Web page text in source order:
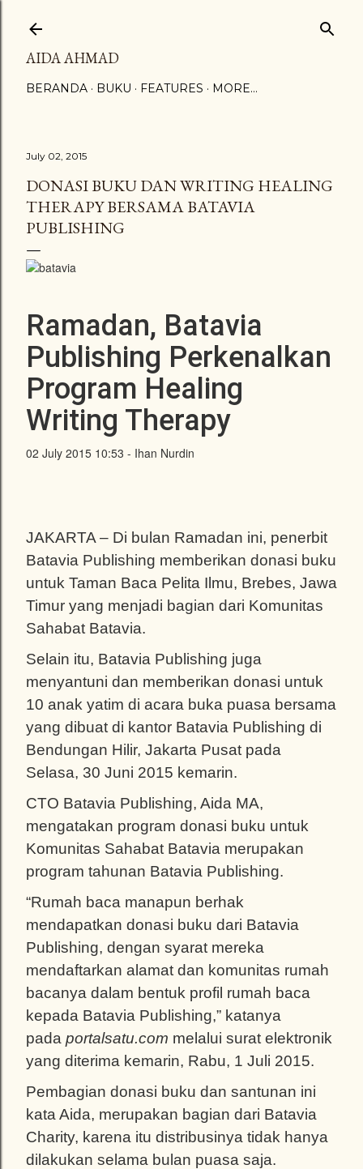
AIDA AHMAD
BERANDA BUKU FEATURES MORE…
July 02, 2015
DONASI BUKU DAN WRITING HEALING
THERAPY BERSAMA BATAVIA
PUBLISHING
Ramadan, Batavia
Publishing Perkenalkan
Program Healing
Writing Therapy
02 July 2015 10:53 - Ihan Nurdin
JAKARTA – Di bulan Ramadan ini, penerbit
Batavia Publishing memberikan donasi buku
untuk Taman Baca Pelita Ilmu, Brebes, Jawa
Timur yang menjadi bagian dari Komunitas
Sahabat Batavia.
Selain itu, Batavia Publishing juga
menyantuni dan memberikan donasi untuk
10 anak yatim di acara buka puasa bersama
yang dibuat di kantor Batavia Publishing di
Bendungan Hilir, Jakarta Pusat pada
Selasa, 30 Juni 2015 kemarin.
CTO Batavia Publishing, Aida MA,
mengatakan program donasi buku untuk
Komunitas Sahabat Batavia merupakan
program tahunan Batavia Publishing.
“Rumah baca manapun berhak
mendapatkan donasi buku dari Batavia
Publishing, dengan syarat mereka
mendaftarkan alamat dan komunitas rumah
bacanya dalam bentuk profil rumah baca
kepada Batavia Publishing,” katanya
pada portalsatu.com melalui surat elektronik
yang diterima kemarin, Rabu, 1 Juli 2015.
Pembagian donasi buku dan santunan ini
kata Aida, merupakan bagian dari Batavia
Charity, karena itu distribusinya tidak hanya
dilakukan selama bulan puasa saja.